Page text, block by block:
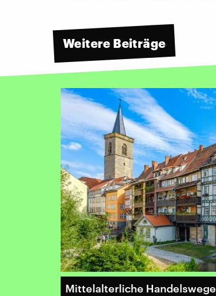
Weitere Beiträge
Mittelalterliche Handelswege